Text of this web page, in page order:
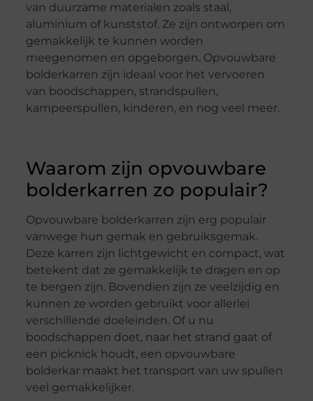
van duurzame materialen zoals staal,
aluminium of kunststof. Ze zijn ontworpen om
gemakkelijk te kunnen worden
meegenomen en opgeborgen. Opvouwbare
bolderkarren zijn ideaal voor het vervoeren
van boodschappen, strandspullen,
kampeerspullen, kinderen, en nog veel meer.
Waarom zijn opvouwbare
bolderkarren zo populair?
Opvouwbare bolderkarren zijn erg populair
vanwege hun gemak en gebruiksgemak.
Deze karren zijn lichtgewicht en compact, wat
betekent dat ze gemakkelijk te dragen en op
te bergen zijn. Bovendien zijn ze veelzijdig en
kunnen ze worden gebruikt voor allerlei
verschillende doeleinden. Of u nu
boodschappen doet, naar het strand gaat of
een picknick houdt, een opvouwbare
bolderkar maakt het transport van uw spullen
veel gemakkelijker.